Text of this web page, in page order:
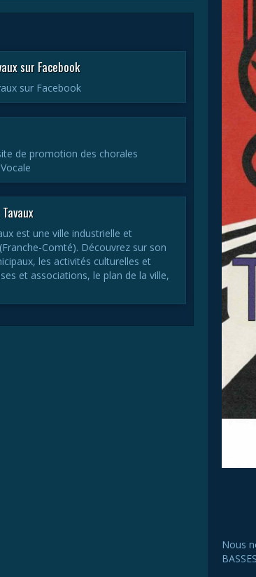
Nous
sur Facebook
sur Facebook
de promotion des chorales
est une ville industrielle et
Comté). Découvrez sur son
les activités culturelles et
et associations, le plan de la ville,